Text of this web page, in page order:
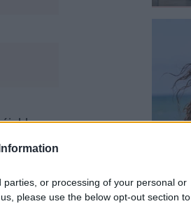
or processing of your personal or
please use the below opt-out section to